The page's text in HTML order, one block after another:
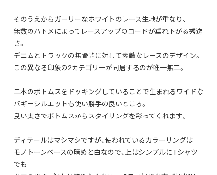
そのうえからガーリーなホワイトのレース生地が重なり、
無数のハトメによってレースアップのコードが垂れ下がる秀逸
さ。
デニムとトラックの無骨さに対して素敵なレースのデザイン。
この異なる印象の2カテゴリーが同居するのが唯一無二。
二本のボトムスをドッキングしていることで生まれるワイドな
バギーシルエットも使い勝手の良いところ。
良い太さでボトムスからスタイリングを彩ってくれます。
ディテールはマシマシですが、使われているカラーリングは
モノトーンベースの暗めと白なので、上はシンプルにTシャツ
でも